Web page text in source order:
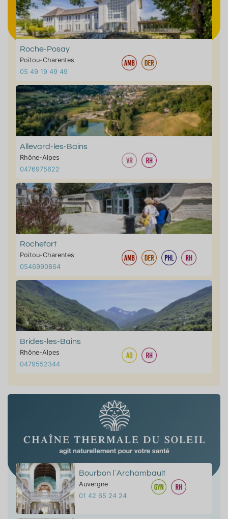
Roche-Posay
Poitou-Charentes
05 49 19 49 49
Allevard-les-Bains
Rhône-Alpes
0476975622
Rochefort
Poitou-Charentes
0546990864
Brides-les-Bains
Rhône-Alpes
0479552344
Bourbon l`Archambault
Auvergne
01 42 65 24 24